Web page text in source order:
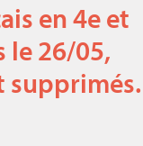
en 4e et
le 26/05,
supprimés.